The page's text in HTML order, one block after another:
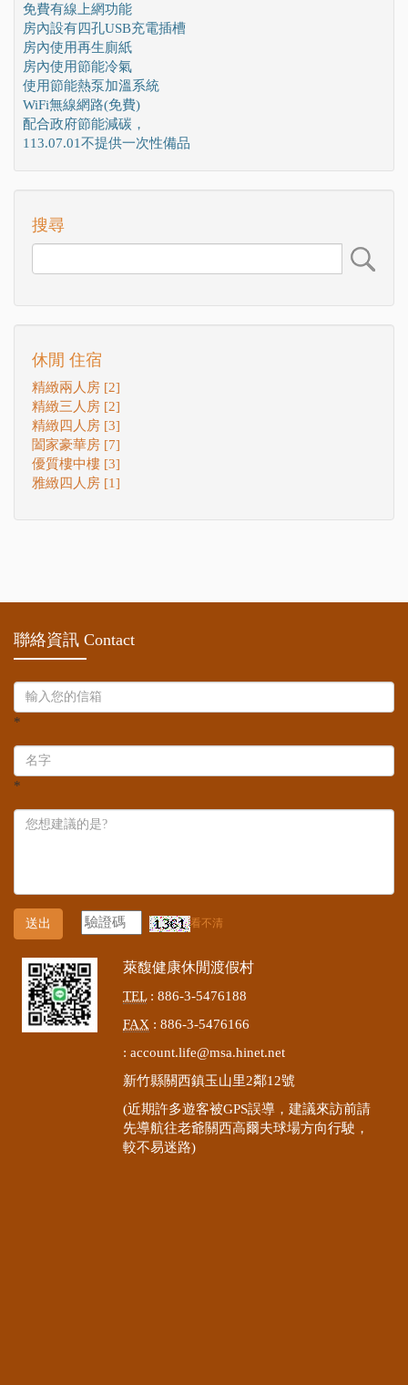
免費有線上網功能
房內設有四孔USB充電插槽
房內使用再生廁紙
房內使用節能冷氣
使用節能熱泵加溫系統
WiFi無線網路(免費)
配合政府節能減碳，
113.07.01不提供一次性備品
搜尋
休閒 住宿
精緻兩人房 [2]
精緻三人房 [2]
精緻四人房 [3]
闔家豪華房 [7]
優質樓中樓 [3]
雅緻四人房 [1]
聯絡資訊 Contact
*
*
送出 看不清
萊馥健康休閒渡假村
TEL: 886-3-5476188
FAX : 886-3-5476166
: account.life@msa.hinet.net
新竹縣關西鎮玉山里2鄰12號
(近期許多遊客被GPS誤導，建議來訪前請
先導航往老爺關西高爾夫球場方向行駛，
較不易迷路)